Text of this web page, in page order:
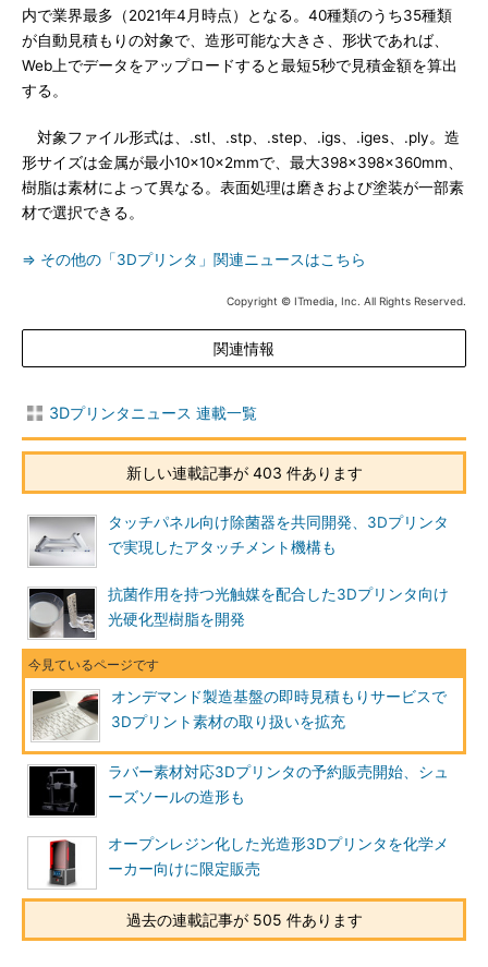
内で業界最多（2021年4月時点）となる。40種類のうち35種類
が自動見積もりの対象で、造形可能な大きさ、形状であれば、
Web上でデータをアップロードすると最短5秒で見積金額を算出
する。
対象ファイル形式は、.stl、.stp、.step、.igs、.iges、.ply。造
形サイズは金属が最小10×10×2mmで、最大398×398×360mm、
樹脂は素材によって異なる。表面処理は磨きおよび塗装が一部素
材で選択できる。
⇒ その他の「3Dプリンタ」関連ニュースはこちら
Copyright © ITmedia, Inc. All Rights Reserved.
関連情報
3Dプリンタニュース 連載一覧
新しい連載記事が 403 件あります
タッチパネル向け除菌器を共同開発、3Dプリンタ
で実現したアタッチメント機構も
抗菌作用を持つ光触媒を配合した3Dプリンタ向け
光硬化型樹脂を開発
オンデマンド製造基盤の即時見積もりサービスで
3Dプリント素材の取り扱いを拡充
ラバー素材対応3Dプリンタの予約販売開始、シュ
ーズソールの造形も
オープンレジン化した光造形3Dプリンタを化学メ
ーカー向けに限定販売
過去の連載記事が 505 件あります